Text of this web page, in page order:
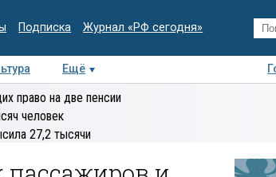
Подписка Журнал «РФ сегодня»
Ещё
Колумнисты
Деловая
право на две пенсии
человек
27,2 тысячи